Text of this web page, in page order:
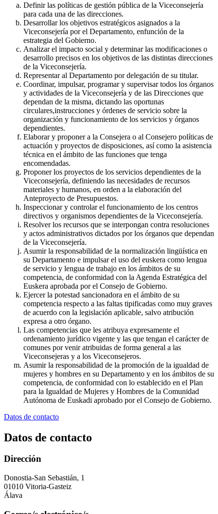
Definir las políticas de gestión pública de la Viceconsejería
para cada una de las direcciones.
Desarrollar los objetivos estratégicos asignados a la
Viceconsejería por el Departamento, enfunción de la
estrategia del Gobierno.
Analizar el impacto social y determinar las modificaciones o
desarrollo precisos en los objetivos de las distintas direcciones
de la Viceconsejería.
Representar al Departamento por delegación de su titular.
Coordinar, impulsar, programar y supervisar todos los órganos
y actividades de la Viceconsejería y de las Direcciones que
dependan de la misma, dictando las oportunas
circulares,instrucciones y órdenes de servicio sobre la
organización y funcionamiento de los servicios y órganos
dependientes.
Elaborar y proponer a la Consejera o al Consejero políticas de
actuación y proyectos de disposiciones, así como la asistencia
técnica en el ámbito de las funciones que tenga
encomendadas.
Proponer los proyectos de los servicios dependientes de la
Viceconsejería, definiendo las necesidades de recursos
materiales y humanos, en orden a la elaboración del
Anteproyecto de Presupuestos.
Inspeccionar y controlar el funcionamiento de los centros
directivos y organismos dependientes de la Viceconsejería.
Resolver los recursos que se interpongan contra resoluciones
y actos administrativos dictados por los órganos que dependan
de la Viceconsejería.
Asumir la responsabilidad de la normalización lingüística en
su Departamento e impulsar el uso del euskera como lengua
de servicio y lengua de trabajo en los ámbitos de su
competencia, de conformidad con la Agenda Estratégica del
Euskera aprobada por el Consejo de Gobierno.
Ejercer la potestad sancionadora en el ámbito de su
competencia respecto a las faltas tipificadas como muy graves
de acuerdo con la legislación aplicable, salvo atribución
expresa a otro órgano.
Las competencias que les atribuya expresamente el
ordenamiento jurídico vigente y las que tengan el carácter de
comunes por venir atribuidas de forma general a las
Viceconsejeras y a los Viceconsejeros.
Asumir la responsabilidad de la promoción de la igualdad de
mujeres y hombres en su Departamento y en los ámbitos de su
competencia, de conformidad con lo establecido en el Plan
para la Igualdad de Mujeres y Hombres de la Comunidad
Autónoma de Euskadi aprobado por el Consejo de Gobierno.
Datos de contacto
Datos de contacto
Dirección
Donostia-San Sebastián, 1
01010 Vitoria-Gasteiz
Álava